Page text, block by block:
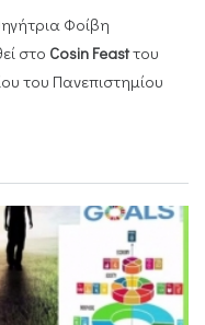
Φοίβη
στο Cosin Feastτου
του Πανεπιστημίου